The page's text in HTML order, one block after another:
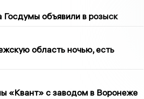
объявили в розыск
область ночью, есть
«Квант» с заводом в Воронеже